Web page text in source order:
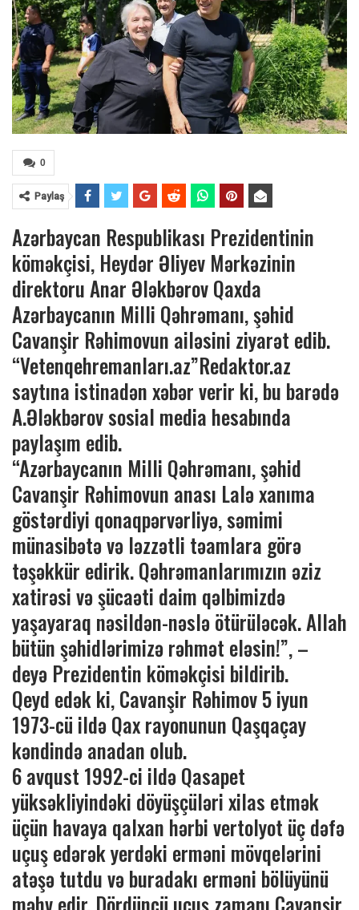
0
Paylaş
Azərbaycan Respublikası Prezidentinin
köməkçisi, Heydər Əliyev Mərkəzinin
direktoru Anar Ələkbərov Qaxda
Azərbaycanın Milli Qəhrəmanı, şəhid
Cavanşir Rəhimovun ailəsini ziyarət edib.
“Vetenqehremanları.az”Redaktor.az
saytına istinadən xəbər verir ki, bu barədə
A.Ələkbərov sosial media hesabında
paylaşım edib.
“Azərbaycanın Milli Qəhrəmanı, şəhid
Cavanşir Rəhimovun anası Lalə xanıma
göstərdiyi qonaqpərvərliyə, səmimi
münasibətə və ləzzətli təamlara görə
təşəkkür edirik. Qəhrəmanlarımızın əziz
xatirəsi və şücaəti daim qəlbimizdə
yaşayaraq nəsildən-nəslə ötürüləcək. Allah
bütün şəhidlərimizə rəhmət eləsin!”, –
deyə Prezidentin köməkçisi bildirib.
Qeyd edək ki, Cavanşir Rəhimov 5 iyun
1973-cü ildə Qax rayonunun Qaşqaçay
kəndində anadan olub.
6 avqust 1992-ci ildə Qasapet
yüksəkliyindəki döyüşçüləri xilas etmək
üçün havaya qalxan hərbi vertolyot üç dəfə
uçuş edərək yerdəki erməni mövqelərini
atəşə tutdu və buradakı erməni bölüyünü
məhv edir. Dördüncü uçuş zamanı Cavanşir